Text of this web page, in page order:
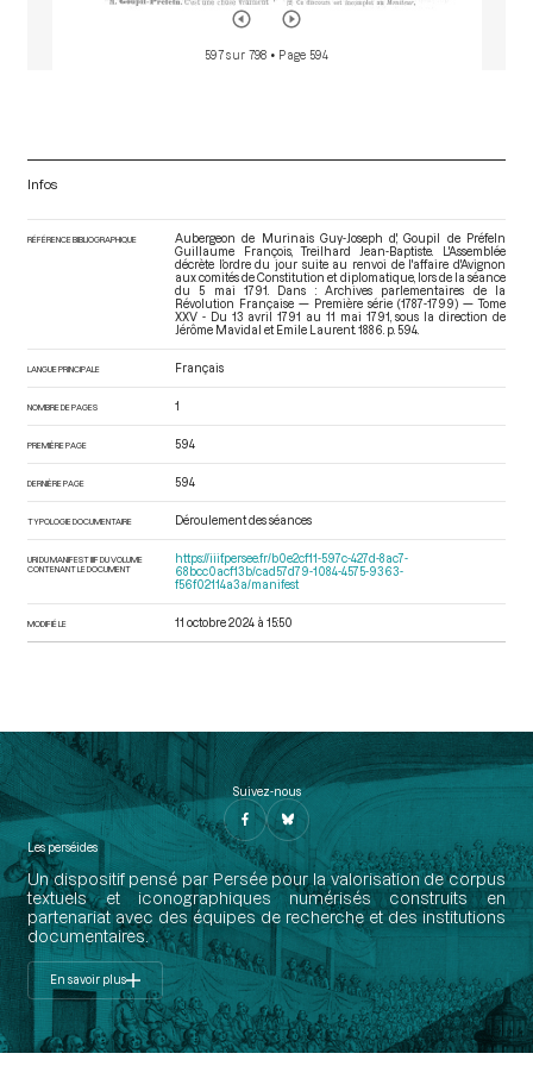
597 sur 798 • Page 594
Infos
RÉFÉRENCE BIBLIOGRAPHIQUE
Aubergeon de Murinais Guy-Joseph d', Goupil de Préfeln
Guillaume François, Treilhard Jean-Baptiste. L'Assemblée
décrète l’ordre du jour suite au renvoi de l'affaire d'Avignon
aux comités de Constitution et diplomatique, lors de la séance
du 5 mai 1791. Dans : Archives parlementaires de la
Révolution Française — Première série (1787-1799) — Tome
XXV - Du 13 avril 1791 au 11 mai 1791 , sous la direction de
Jérôme Mavidal et Emile Laurent. 1886. p. 594.
LANGUE PRINCIPALE Français
NOMBRE DE PAGES 1
PREMIÈRE PAGE 594
DERNIÈRE PAGE 594
TYPOLOGIE DOCUMENTAIRE Déroulement des séances
URI DU MANIFEST IIIF DU VOLUME
CONTENANT LE DOCUMENT
https://iiif.persee.fr/b0e2cf11-597c-427d-8ac7-
68bcc0acf13b/cad57d79-1084-4575-9363-
f56f02114a3a/manifest
MODIFIÉ LE 11 octobre 2024 à 15:50
Suivez-nous
Les perséides
Un dispositif pensé par Persée pour la valorisation de corpus
textuels et iconographiques numérisés construits en
partenariat avec des équipes de recherche et des institutions
documentaires.
En savoir plus